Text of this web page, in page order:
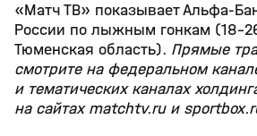
«Матч ТВ» показывает
России по лыжным гонкам
Тюменская область). Прямые
смотрите на федеральном
и тематических каналах
на сайтах matchtv.ru и